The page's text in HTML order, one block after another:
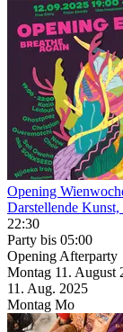
Opening
Darstellende
22:30
Party bis 05:00
Opening Afterparty
Montag 11. August
11. Aug. 2025
Montag Mo